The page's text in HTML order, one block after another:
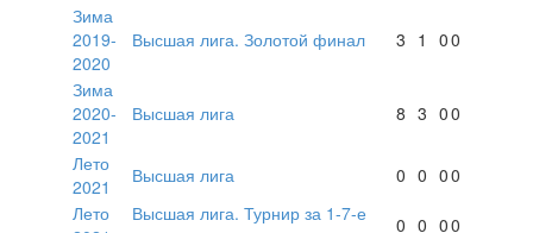
Зима
2019-
2020
Высшая лига. Золотой финал 3 1 00
Зима
2020-
2021
Высшая лига 8 3 00
Лето
2021
Высшая лига 0 0 00
Лето
Высшая лига. Турнир за 1-7-е
0 0 00